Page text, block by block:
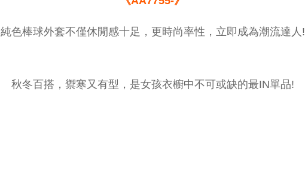
純色棒球外套不僅休閒感十足，更時尚率性，立即成為潮流達人!
秋冬百搭，禦寒又有型，是女孩衣櫥中不可或缺的最IN單品!